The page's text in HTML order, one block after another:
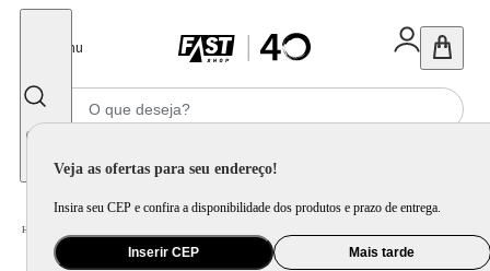
Menu
Veja as ofertas para seu endereço!
Insira seu CEP e confira a disponibilidade dos produtos e prazo de entrega.
Inserir CEP Mais tarde
Home